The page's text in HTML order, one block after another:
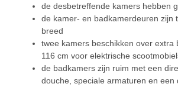
de desbetreffende kamers hebben
de kamer- en badkamerdeuren zijn
breed
twee kamers beschikken over extra
116 cm voor elektrische
de badkamers zijn ruim met een
douche, speciale armaturen en een